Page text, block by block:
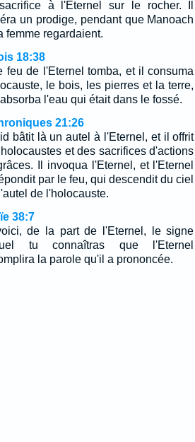
à l'Eternel sur le rocher. Il
un prodige, pendant que Manoach
femme regardaient.
18:38
feu de l'Eternel tomba, et il consuma
le bois, les pierres et la terre,
l'eau qui était dans le fossé.
21:26
bâtit là un autel à l'Eternel, et il offrit
et des sacrifices d'actions
Il invoqua l'Eternel, et l'Eternel
par le feu, qui descendit du ciel
de l'holocauste.
38:7
de la part de l'Eternel, le signe
tu connaîtras que l'Eternel
la parole qu'il a prononcée.